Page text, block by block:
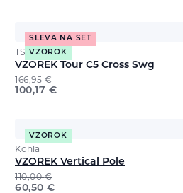
SLEVA NA SET
VZOROK
TSL
VZOREK Tour C5 Cross Swg
166,95€
100,17 €
VZOROK
Kohla
VZOREK Vertical Pole
110,00€
60,50 €